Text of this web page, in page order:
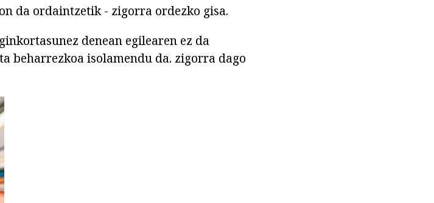
da ordaintzetik - zigorra ordezko gisa.
denean egilearen ez da
beharrezkoa isolamendu da. zigorra dago